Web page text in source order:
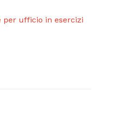
per ufficio in esercizi